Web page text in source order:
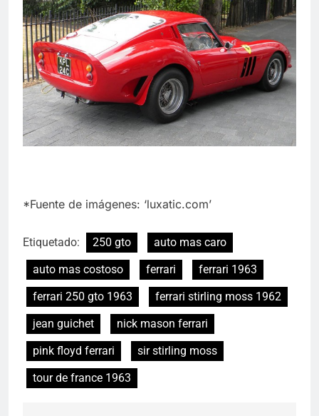
*Fuente de imágenes: ‘luxatic.com’
Etiquetado: 250 gto
auto mas caro
auto mas costoso
ferrari
ferrari 1963
ferrari 250 gto 1963
ferrari stirling moss 1962
jean guichet
nick mason ferrari
pink floyd ferrari
sir stirling moss
tour de france 1963